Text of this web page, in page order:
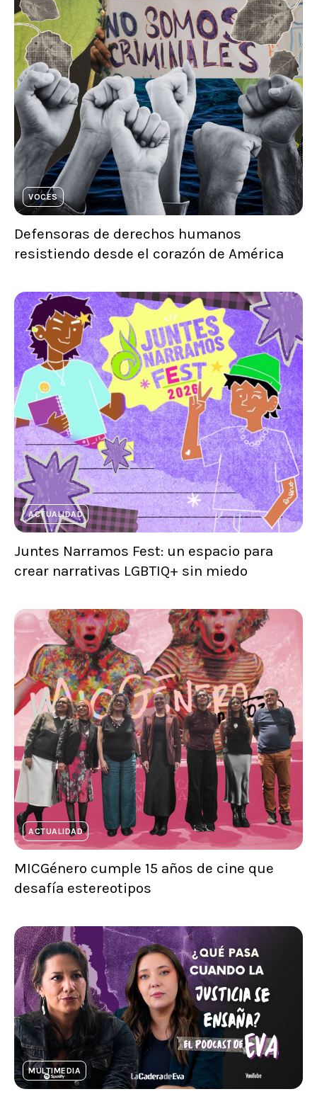
VOCES
Defensoras de derechos humanos
resistiendo desde el corazón de América
ACTUALIDAD
Juntes Narramos Fest: un espacio para
crear narrativas LGBTIQ+ sin miedo
ACTUALIDAD
MICGénero cumple 15 años de cine que
desafía estereotipos
MULTIMEDIA